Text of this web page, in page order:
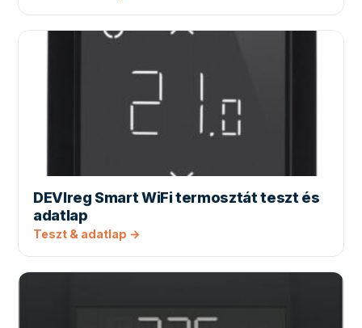
DEVIreg Smart WiFi termosztát teszt és
adatlap
Teszt & adatlap →